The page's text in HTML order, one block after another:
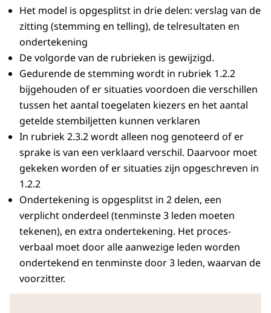
Het model is opgesplitst in drie delen: verslag van de
zitting (stemming en telling), de telresultaten en
ondertekening
De volgorde van de rubrieken is gewijzigd.
Gedurende de stemming wordt in rubriek 1.2.2
bijgehouden of er situaties voordoen die verschillen
tussen het aantal toegelaten kiezers en het aantal
getelde stembiljetten kunnen verklaren
In rubriek 2.3.2 wordt alleen nog genoteerd of er
sprake is van een verklaard verschil. Daarvoor moet
gekeken worden of er situaties zijn opgeschreven in
1.2.2
Ondertekening is opgesplitst in 2 delen, een
verplicht onderdeel (tenminste 3 leden moeten
tekenen), en extra ondertekening. Het proces-
verbaal moet door alle aanwezige leden worden
ondertekend en tenminste door 3 leden, waarvan de
voorzitter.